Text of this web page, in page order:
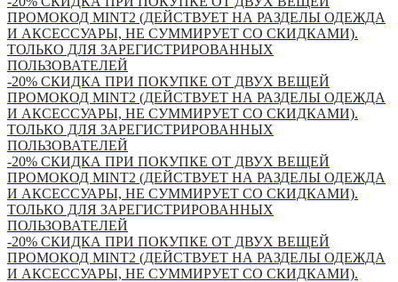
ПРОМОКОД MINT2 (ДЕЙСТВУЕТ НА РАЗДЕЛЫ ОДЕЖДА
И АКСЕССУАРЫ, НЕ СУММИРУЕТ СО СКИДКАМИ).
ТОЛЬКО ДЛЯ ЗАРЕГИСТРИРОВАННЫХ
ПОЛЬЗОВАТЕЛЕЙ
-20% СКИДКА ПРИ ПОКУПКЕ ОТ ДВУХ ВЕЩЕЙ
ПРОМОКОД MINT2 (ДЕЙСТВУЕТ НА РАЗДЕЛЫ ОДЕЖДА
И АКСЕССУАРЫ, НЕ СУММИРУЕТ СО СКИДКАМИ).
ТОЛЬКО ДЛЯ ЗАРЕГИСТРИРОВАННЫХ
ПОЛЬЗОВАТЕЛЕЙ
-20% СКИДКА ПРИ ПОКУПКЕ ОТ ДВУХ ВЕЩЕЙ
ПРОМОКОД MINT2 (ДЕЙСТВУЕТ НА РАЗДЕЛЫ ОДЕЖДА
И АКСЕССУАРЫ, НЕ СУММИРУЕТ СО СКИДКАМИ).
ТОЛЬКО ДЛЯ ЗАРЕГИСТРИРОВАННЫХ
ПОЛЬЗОВАТЕЛЕЙ
-20% СКИДКА ПРИ ПОКУПКЕ ОТ ДВУХ ВЕЩЕЙ
ПРОМОКОД MINT2 (ДЕЙСТВУЕТ НА РАЗДЕЛЫ ОДЕЖДА
И АКСЕССУАРЫ, НЕ СУММИРУЕТ СО СКИДКАМИ).